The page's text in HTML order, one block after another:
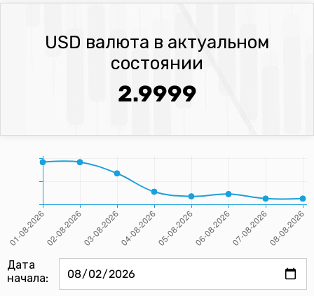
USD валюта в актуальном
состоянии
2.9999
Дата
начала: